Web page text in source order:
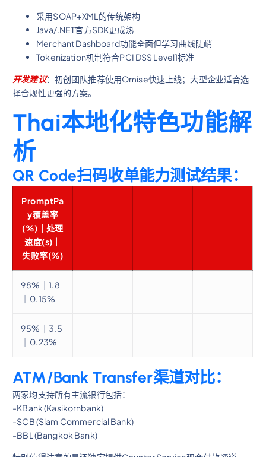
采用SOAP+XML的传统架构
Java/.NET官方SDK更成熟
Merchant Dashboard功能全面但学习曲线陡峭
Tokenization机制符合PCI DSS Level1标准
开发建议：初创团队推荐使用Omise快速上线；大型企业适合选
择合规性更强的方案。
Thai本地化特色功能解
析
QR Code扫码收单能力测试结果：
PromptPa
y覆盖率
(%)｜处理
速度(s)｜
失败率(%)
98%｜1.8
｜0.15%
95%｜3.5
｜0.23%
ATM/Bank Transfer渠道对比：
两家均支持所有主流银行包括：
-KBank (Kasikornbank)
-SCB (Siam Commercial Bank)
-BBL (Bangkok Bank)